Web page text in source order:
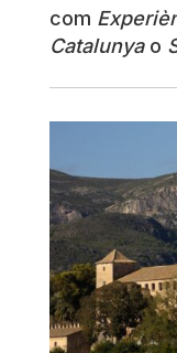
com
Catalunyao